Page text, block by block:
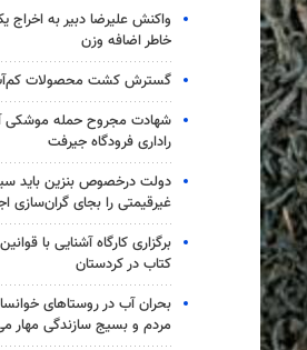
واکنش علیرضا دبیر به
خاطر اضافه وزن
گسترش کشت محصولات
شهادت مجروح حمله موشکی
راداری فرودگاه جیرفت
دولت درخصوص بنزین باید
غیرقیمتی را بجای گران‌سازی
برگزاری کارگاه آشنایی با
کتاب در کردستان
بحران آب در روستاهای
مردم و بسیج سازندگی مهار